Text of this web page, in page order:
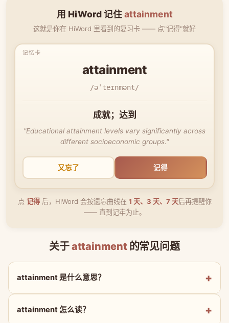
用 HiWord 记住attainment
这就是你在 HiWord 里看到的复习卡 —— 点"记得"就好
attainment
/əˈteɪnmənt/
成就；达到
"Educational attainment levels vary significantly across
different socioeconomic groups."
又忘了 记得
点 记得后，HiWord 会按遗忘曲线在 1 天、3 天、7 天后再提醒你
—— 直到记牢为止。
关于attainment的常见问题
attainment 是什么意思？
attainment 怎么读？